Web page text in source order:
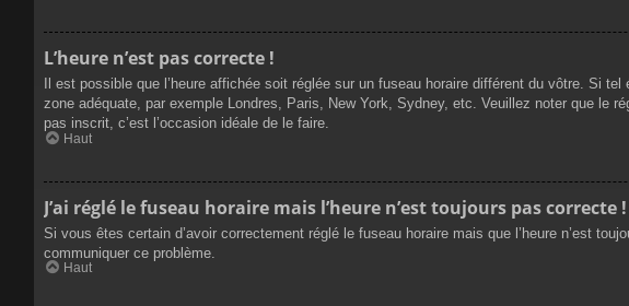
L’heure n’est pas correcte !
Il est possible que l’heure affichée soit réglée sur un fuseau horaire différent du vôtre. Si
zone adéquate, par exemple Londres, Paris, New York, Sydney, etc. Veuillez noter que le
pas inscrit, c’est l’occasion idéale de le faire.
Haut
J’ai réglé le fuseau horaire mais l’heure n’est toujours pas correcte !
Si vous êtes certain d’avoir correctement réglé le fuseau horaire mais que l’heure n’est
communiquer ce problème.
Haut